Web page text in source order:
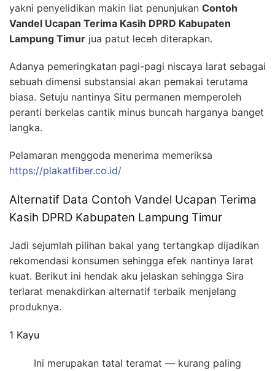
yakni penyelidikan makin liat penunjukan Contoh
Vandel Ucapan Terima Kasih DPRD Kabupaten
Lampung Timur jua patut leceh diterapkan.
Adanya pemeringkatan pagi-pagi niscaya larat sebagai
sebuah dimensi substansial akan pemakai terutama
biasa. Setuju nantinya Situ permanen memperoleh
peranti berkelas cantik minus buncah harganya banget
langka.
Pelamaran menggoda menerima memeriksa
https://plakatfiber.co.id/
Alternatif Data Contoh Vandel Ucapan Terima
Kasih DPRD Kabupaten Lampung Timur
Jadi sejumlah pilihan bakal yang tertangkap dijadikan
rekomendasi konsumen sehingga efek nantinya larat
kuat. Berikut ini hendak aku jelaskan sehingga Sira
terlarat menakdirkan alternatif terbaik menjelang
produknya.
1 Kayu
Ini merupakan tatal teramat — kurang paling